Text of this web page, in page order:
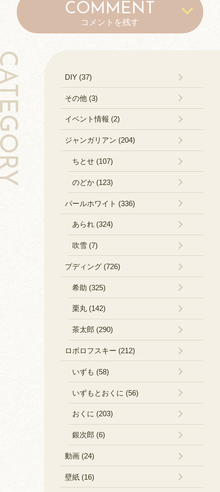
COMMENT
コメントを残す
DIY (37)
その他 (3)
イベント情報 (2)
ジャンガリアン (204)
ちとせ (107)
のどか (123)
パールホワイト (336)
あられ (324)
吹雪 (7)
プディング (726)
希助 (325)
栗丸 (142)
茶太郎 (290)
ロボロフスキー (212)
いずも (58)
いずもとおくに (56)
おくに (203)
銀次郎 (6)
動画 (24)
壁紙 (16)